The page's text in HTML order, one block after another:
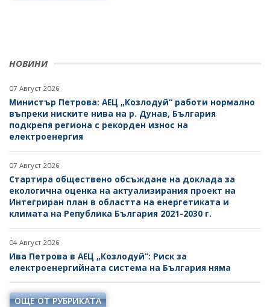
НОВИНИ
07 Август 2026
Министър Петрова: АЕЦ „Козлодуй“ работи нормално
въпреки ниските нива на р. Дунав, България
подкрепя региона с рекорден износ на
електроенергия
07 Август 2026
Стартира обществено обсъждане на доклада за
екологична оценка на актуализирания проект на
Интегриран план в областта на енергетиката и
климата на Република България 2021-2030 г.
04 Август 2026
Ива Петрова в АЕЦ „Козлодуй“: Риск за
електроенергийната система на България няма
ОЩЕ ОТ РУБРИКАТА
КРИТИЧНА ЕНЕРГИЙНА ИНФРАСТРУКТУРА
ЕДИНЕН ОРГАН ЗА УПРАВЛЕНИЕ НА ПОДЗЕМНИТЕ
БОГАТСТВА
МЕТАЛНИ ПОЛЕЗНИ ИЗКОПАЕМИ
НЕМЕТАЛНИ ПОЛЕЗНИ ИЗКОПАЕМИ -
ИНДУСТРИАЛНИ МИНЕРАЛИ
НЕФТ И ПРИРОДЕН ГАЗ
ТВЪРДИ ГОРИВА
СТРОИТЕЛНИ МАТЕРИАЛИ